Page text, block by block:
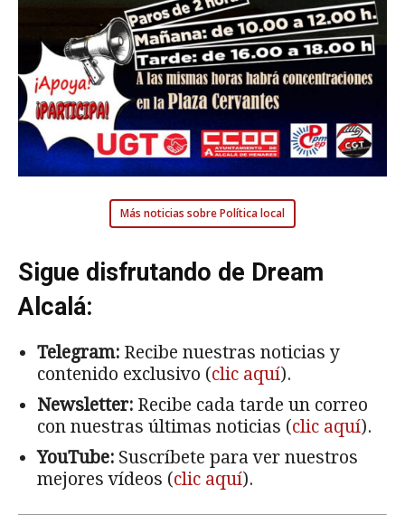
Más noticias sobre Política local
Sigue disfrutando de Dream
Alcalá:
Telegram: Recibe nuestras noticias y
contenido exclusivo (clic aquí).
Newsletter: Recibe cada tarde un correo
con nuestras últimas noticias (clic aquí).
YouTube: Suscríbete para ver nuestros
mejores vídeos (clic aquí).